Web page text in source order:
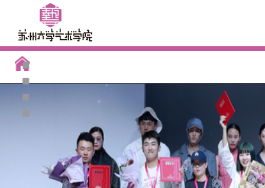
学
院
概
况
师
资
队
伍
实
验
中
心
人
才
培
养
学
科
研
究
党
群
工
作
团
学
工
作
招
生
就
业
校
友
专
栏
继
续
教
育